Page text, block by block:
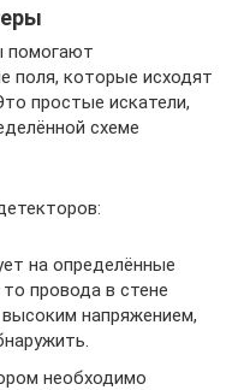
помогают
поля, которые исходят
простые искатели,
схеме
на определённые
провода в стене
напряжением,
необходимо